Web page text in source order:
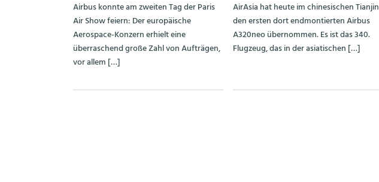
Airbus konnte am zweiten Tag der Paris
Air Show feiern: Der europäische
Aerospace-Konzern erhielt eine
überraschend große Zahl von Aufträgen,
vor allem […]
AirAsia hat heute im chinesischen Tianjin
den ersten dort endmontierten Airbus
A320neo übernommen. Es ist das 340.
Flugzeug, das in der asiatischen […]